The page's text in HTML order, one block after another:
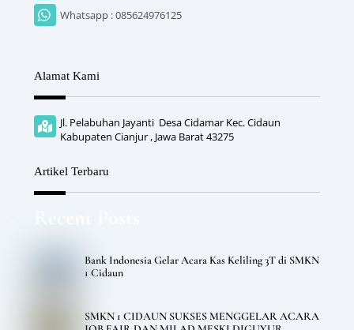
Whatsapp : 085624976125
Alamat Kami
Jl. Pelabuhan Jayanti Desa Cidamar Kec. Cidaun
Kabupaten Cianjur , Jawa Barat 43275
Artikel Terbaru
Bank Indonesia Gelar Acara Kas Keliling 3T di SMKN
1 Cidaun
SMKN 1 CIDAUN SUKSES MENGGELAR ACARA